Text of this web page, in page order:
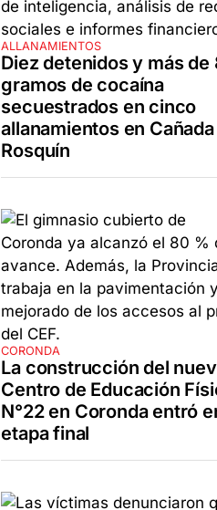
ALLANAMIENTOS
Diez detenidos y más de
gramos de cocaína
secuestrados en cinco
allanamientos en Cañada
Rosquín
CORONDA
La construcción del
Centro de Educación
N°22 en Coronda entró
etapa final